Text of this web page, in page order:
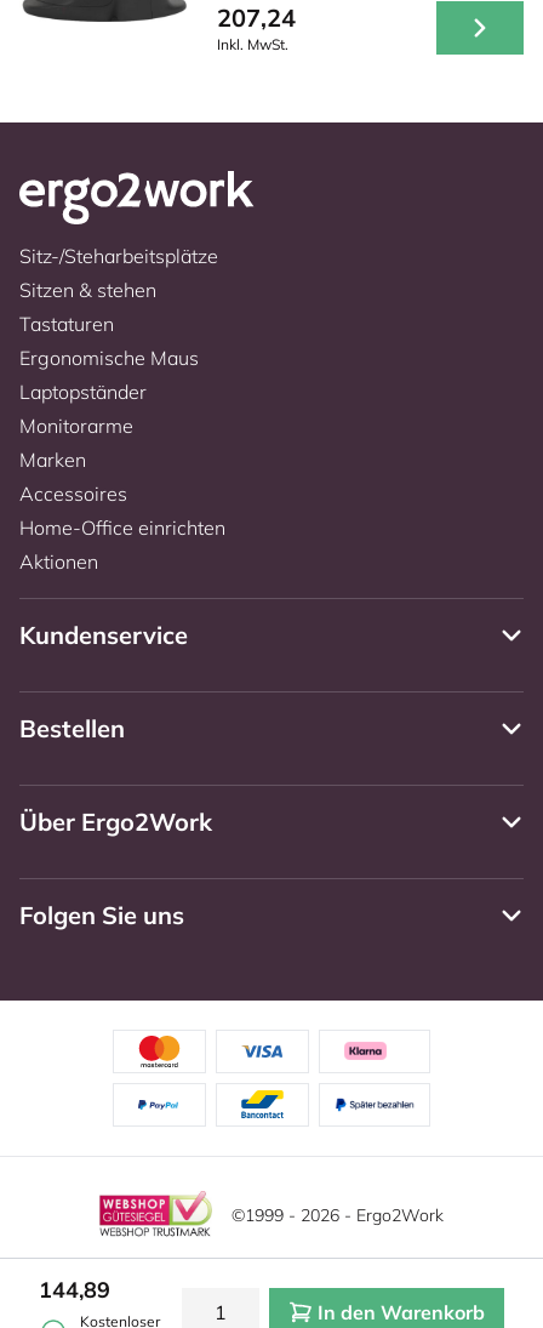
144,89
Kostenloser In den Warenkorb
207,24
Inkl. MwSt.
Sitz-/Steharbeitsplätze
Sitzen & stehen
Tastaturen
Ergonomische Maus
Laptopständer
Monitorarme
Marken
Accessoires
Home-Office einrichten
Aktionen
Kundenservice
Bestellen
Über Ergo2Work
Folgen Sie uns
©1999 - 2026 - Ergo2Work
Haftungsausschluss
Allgemeine Geschäftsbedingungen
Cookie-Einstellungen